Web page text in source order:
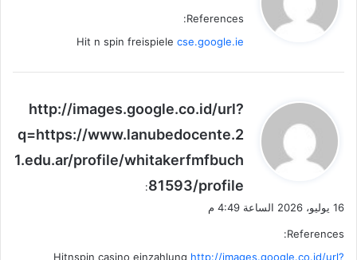
ل
References:
Hit n spin freispiele cse.google.ie
ي
و
ل
http://images.google.co.id/url?
q=https://www.lanubedocente.2
1.edu.ar/profile/whitakerfmfbuch
81593/profile
:
16 يوليو، 2026 الساعة 4:49 م
References:
Hitnspin casino einzahlung http://images.google.co.id/url?